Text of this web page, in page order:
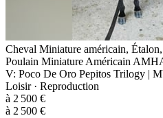
Cheval Miniature américain,
Poulain Miniature Américain
V: Poco De Oro Pepitos Trilogy |
Loisir · Reproduction
à 2 500 €
à 2 500 €